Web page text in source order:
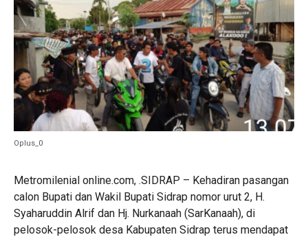
Oplus_0
Metromilenial online.com, .SIDRAP – Kehadiran pasangan
calon Bupati dan Wakil Bupati Sidrap nomor urut 2, H.
Syaharuddin Alrif dan Hj. Nurkanaah (SarKanaah), di
pelosok-pelosok desa Kabupaten Sidrap terus mendapat